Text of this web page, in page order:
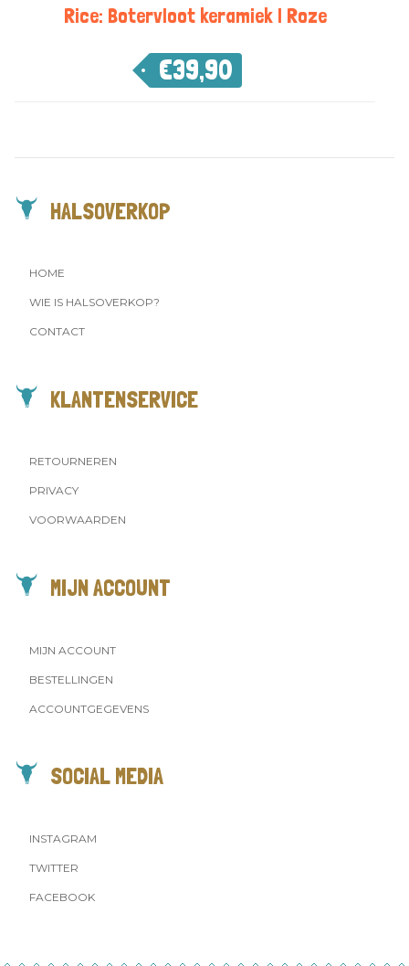
Rice: Botervloot keramiek | Roze
€39,90
HALSOVERKOP
HOME
WIE IS HALSOVERKOP?
CONTACT
KLANTENSERVICE
RETOURNEREN
PRIVACY
VOORWAARDEN
MIJN ACCOUNT
MIJN ACCOUNT
BESTELLINGEN
ACCOUNTGEGEVENS
SOCIAL MEDIA
INSTAGRAM
TWITTER
FACEBOOK